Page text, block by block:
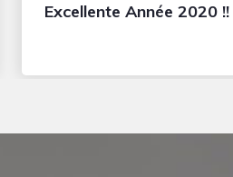
Excellente Année 2020 !!